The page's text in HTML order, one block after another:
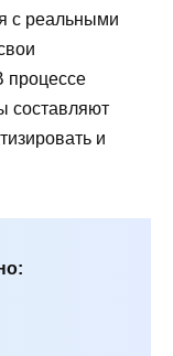
с реальными
процессе
составляют
и